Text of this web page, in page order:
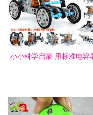
小小科学启蒙 用标准电容